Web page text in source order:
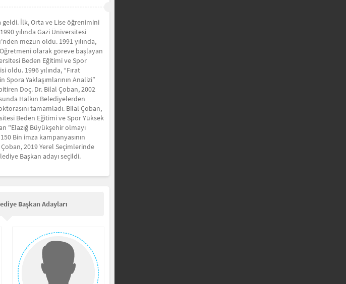
geldi. İlk, Orta ve Lise öğrenimini
yılında Gazi Üniversitesi
mezun oldu. 1991 yılında,
olarak göreve başlayan
Beden Eğitimi ve Spor
oldu. 1996 yılında, “Fırat
Yaklaşımlarının Analizi”
Doç. Dr. Bilal Çoban, 2002
Halkın Belediyelerden
tamamladı. Bilal Çoban,
Beden Eğitimi ve Spor Yüksek
"Elazığ Büyükşehir olmayı
Bin imza kampanyasının
2019 Yerel Seçimlerinde
Başkan adayı seçildi.
Başkan Adayları